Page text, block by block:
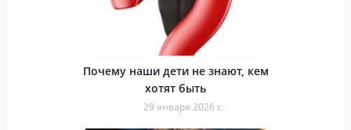
Почему наши дети не знают, кем
хотят быть
29 января 2026 г.